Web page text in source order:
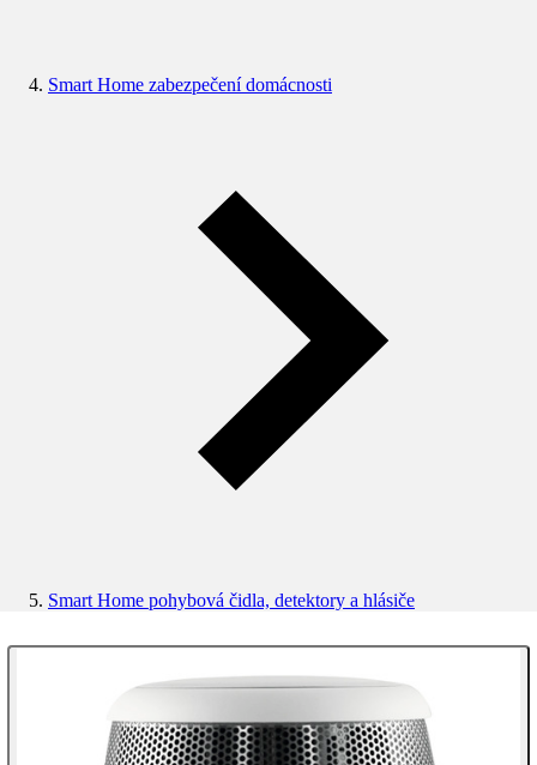
Smart Home zabezpečení domácnosti
Smart Home pohybová čidla, detektory a hlásiče